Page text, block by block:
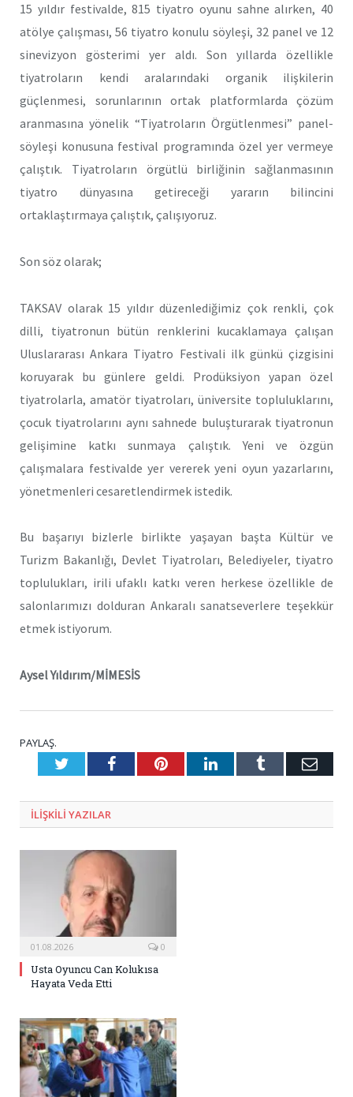
15 yıldır festivalde, 815 tiyatro oyunu sahne alırken, 40
atölye çalışması, 56 tiyatro konulu söyleşi, 32 panel ve 12
sinevizyon gösterimi yer aldı. Son yıllarda özellikle
tiyatroların kendi aralarındaki organik ilişkilerin
güçlenmesi, sorunlarının ortak platformlarda çözüm
aranmasına yönelik “Tiyatroların Örgütlenmesi” panel-
söyleşi konusuna festival programında özel yer vermeye
çalıştık. Tiyatroların örgütlü birliğinin sağlanmasının
tiyatro dünyasına getireceği yararın bilincini
ortaklaştırmaya çalıştık, çalışıyoruz.
Son söz olarak;
TAKSAV olarak 15 yıldır düzenlediğimiz çok renkli, çok
dilli, tiyatronun bütün renklerini kucaklamaya çalışan
Uluslararası Ankara Tiyatro Festivali ilk günkü çizgisini
koruyarak bu günlere geldi. Prodüksiyon yapan özel
tiyatrolarla, amatör tiyatroları, üniversite topluluklarını,
çocuk tiyatrolarını aynı sahnede buluşturarak tiyatronun
gelişimine katkı sunmaya çalıştık. Yeni ve özgün
çalışmalara festivalde yer vererek yeni oyun yazarlarını,
yönetmenleri cesaretlendirmek istedik.
Bu başarıyı bizlerle birlikte yaşayan başta Kültür ve
Turizm Bakanlığı, Devlet Tiyatroları, Belediyeler, tiyatro
toplulukları, irili ufaklı katkı veren herkese özellikle de
salonlarımızı dolduran Ankaralı sanatseverlere teşekkür
etmek istiyorum.
Aysel Yıldırım/MİMESİS
PAYLAŞ.
TwitterFacebookPinterestLinkedInTumblr E-
ILIŞKILI YAZILAR
01.08.2026 0
Usta Oyuncu Can Kolukısa
Hayata Veda Etti